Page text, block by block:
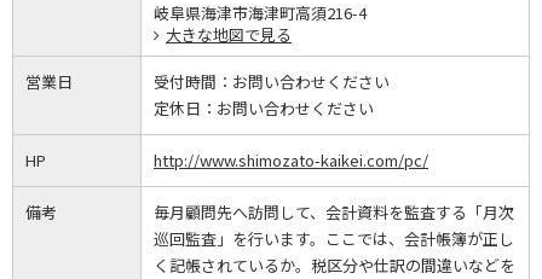
岐阜県海津市海津町高須216-4
大きな地図で見る
営業日 受付時間： お問い合わせください
定休日： お問い合わせください
HP http://www.shimozato-kaikei.com/pc/
備考
毎月顧問先へ訪問して、会計資料を監査する「月次
巡回監査」を行います。ここでは、会計帳簿が正し
く記帳されているか。税区分や仕訳の間違いなどを